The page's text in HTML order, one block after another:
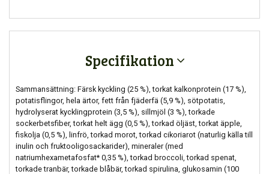
Specifikation
Sammansättning: Färsk kyckling (25 %), torkat kalkonprotein (17 %),
potatisflingor, hela ärtor, fett från fjäderfä (5,9 %), sötpotatis,
hydrolyserat kycklingprotein (3,5 %), sillmjöl (3 %), torkade
sockerbetsfiber, torkat helt ägg (0,5 %), torkad öljäst, torkat äpple,
fiskolja (0,5 %), linfrö, torkad morot, torkad cikoriarot (naturlig källa till
inulin och fruktooligosackarider), mineraler (med
natriumhexametafosfat* 0,35 %), torkad broccoli, torkad spenat,
torkade tranbär, torkade blåbär, torkad spirulina, glukosamin (100